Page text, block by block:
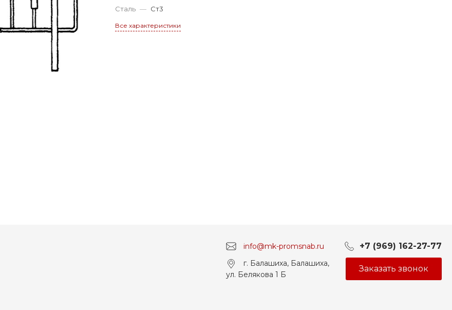
Сталь — Ст3
Все характеристики
info@mk-promsnab.ru +7 (969) 162-27-77
г. Балашиха, Балашиха,
ул. Белякова 1 Б
Заказать звонок